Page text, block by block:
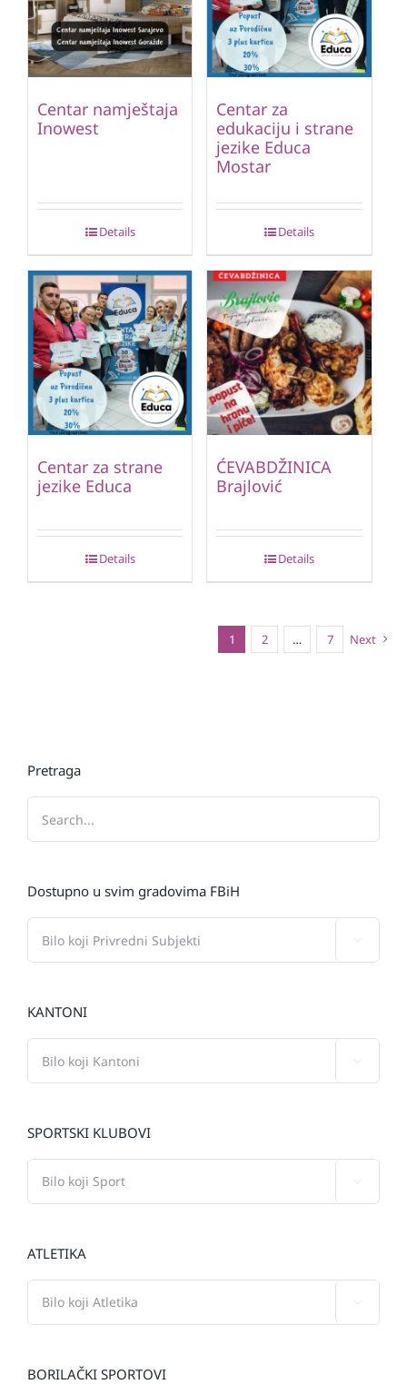
Centar namještaja
Inowest
Details
Centar za
edukaciju i strane
jezike Educa
Mostar
Details
Centar za strane
jezike Educa
Details
ĆEVABDŽINICA
Brajlović
Details
1 2 … 7 Next
Pretraga
Dostupno u svim gradovima FBiH
KANTONI
SPORTSKI KLUBOVI
ATLETIKA
BORILAČKI SPORTOVI